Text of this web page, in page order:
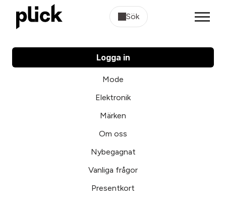
Sök
Logga in
Mode
Elektronik
Märken
Om oss
Nybegagnat
Vanliga frågor
Presentkort